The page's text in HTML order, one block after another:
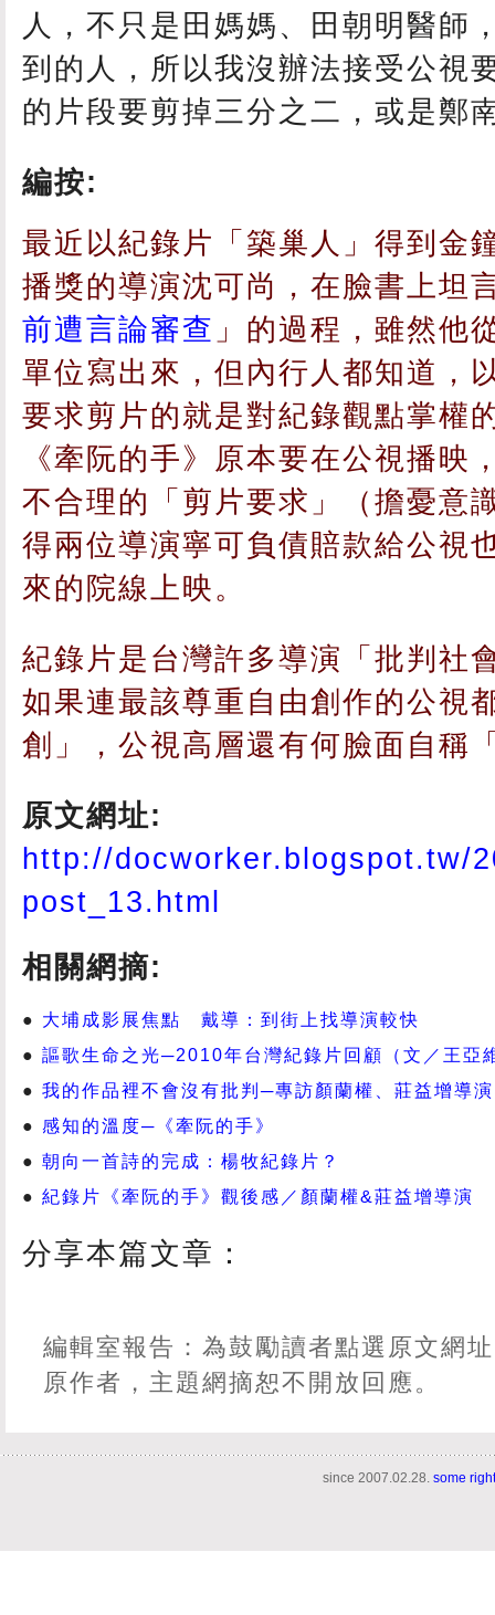
人，不只是田媽媽、田朝明醫師
到的人，所以我沒辦法接受公視
的片段要剪掉三分之二，或是鄭
編按:
最近以紀錄片「築巢人」得到金
播獎的導演沈可尚，在臉書上坦
前遭言論審查 」的過程，雖然他
單位寫出來，但內行人都知道，
要求剪片的就是對紀錄觀點掌權
《牽阮的手》原本要在公視播映
不合理的「剪片要求」（擔憂意
得兩位導演寧可負債賠款給公視
來的院線上映。
紀錄片是台灣許多導演「批判社
如果連最該尊重自由創作的公視
創」，公視高層還有何臉面自稱
原文網址:
http://docworker.blogspot.tw/
post_13.html
相關網摘:
大埔成影展焦點 戴導：到街上找導演較快
謳歌生命之光─2010年台灣紀錄片回顧（文／王亞
我的作品裡不會沒有批判─專訪顏蘭權、莊益增導演
感知的溫度─《牽阮的手》
朝向一首詩的完成：楊牧紀錄片？
紀錄片《牽阮的手》觀後感／顏蘭權&莊益增導演
分享本篇文章：
編輯室報告：為鼓勵讀者點選原文網
原作者，主題網摘恕不開放回應。
since 2007.02.28. some